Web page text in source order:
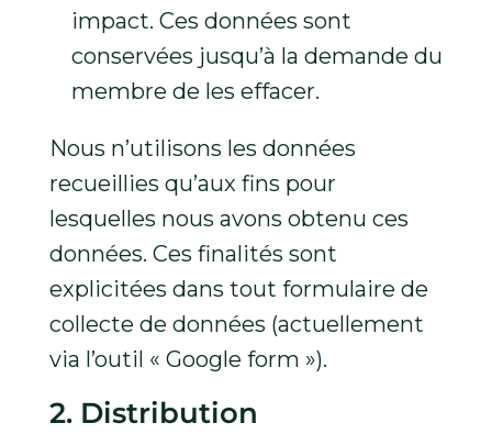
impact. Ces données sont
conservées jusqu’à la demande du
membre de les effacer.
Nous n’utilisons les données
recueillies qu’aux fins pour
lesquelles nous avons obtenu ces
données. Ces finalités sont
explicitées dans tout formulaire de
collecte de données (actuellement
via l’outil « Google form »).
2. Distribution